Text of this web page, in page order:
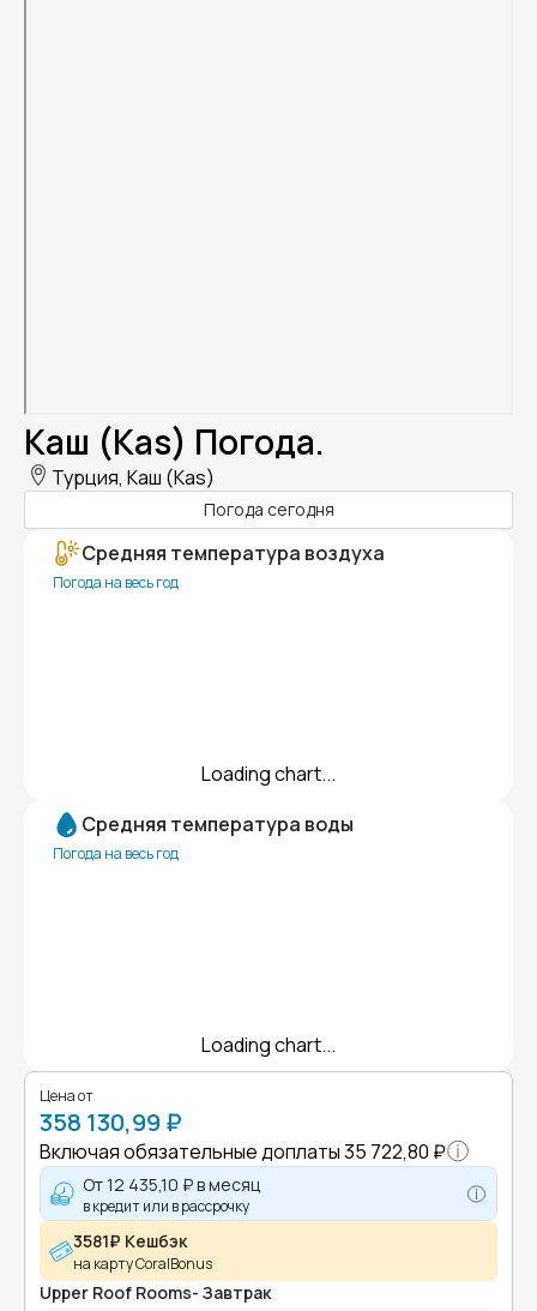
Каш (Kas) Погода.
Турция, Каш (Kas)
Погода сегодня
Средняя температура воздуха
Погода на весь год
Loading chart...
Средняя температура воды
Погода на весь год
Loading chart...
Цена от
358 130,99 ₽
Включая обязательные доплаты35 722,80 ₽
От12 435,10 ₽в месяц
в кредит или в рассрочку
3581₽ Кешбэк
на карту CoralBonus
Upper Roof Rooms- Завтрак